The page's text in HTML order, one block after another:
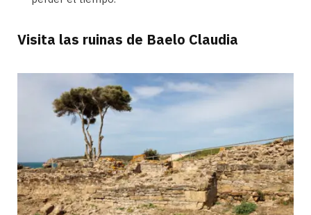
Visita las ruinas de Baelo Claudia